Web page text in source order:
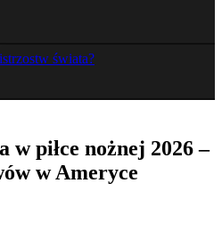
świata?
w piłce nożnej 2026 –
w Ameryce